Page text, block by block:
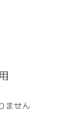
ません